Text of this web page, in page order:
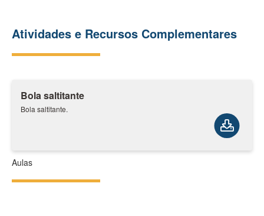
Atividades e Recursos Complementares
Bola saltitante
Bola saltitante.
Aulas